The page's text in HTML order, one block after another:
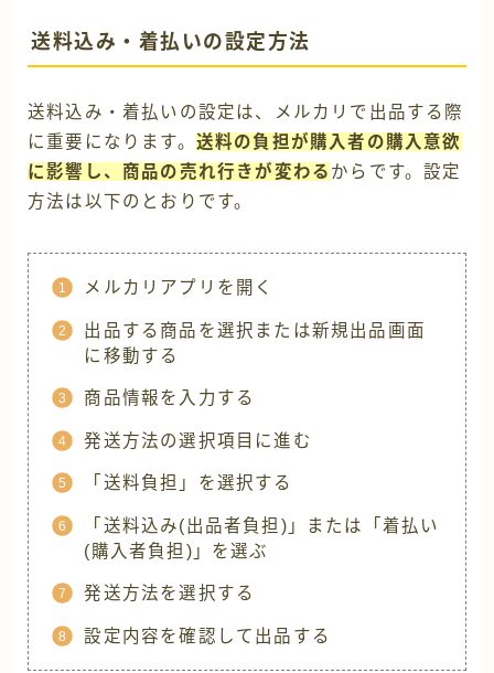
送料込み・着払いの設定方法
送料込み・着払いの設定は、メルカリで出品する際
に重要になります。 送料の負担が購入者の購入意欲
に影響し、商品の売れ行きが変わる からです。設定
方法は以下のとおりです。
メルカリアプリを開く
出品する商品を選択または新規出品画面
に移動する
商品情報を入力する
発送方法の選択項目に進む
「送料負担」を選択する
「送料込み(出品者負担)」または「着払い
(購入者負担)」を選ぶ
発送方法を選択する
設定内容を確認して出品する